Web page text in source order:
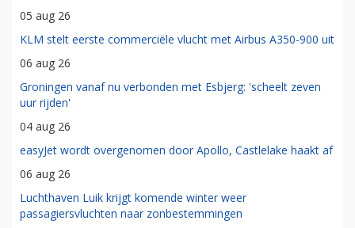
05 aug 26
KLM stelt eerste commerciële vlucht met Airbus A350-900 uit
06 aug 26
Groningen vanaf nu verbonden met Esbjerg: 'scheelt zeven
uur rijden'
04 aug 26
easyJet wordt overgenomen door Apollo, Castlelake haakt af
06 aug 26
Luchthaven Luik krijgt komende winter weer
passagiersvluchten naar zonbestemmingen